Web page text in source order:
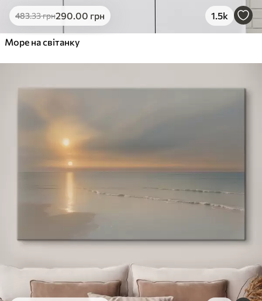
483.33грн290.00 грн 1.5k
Море на світанку